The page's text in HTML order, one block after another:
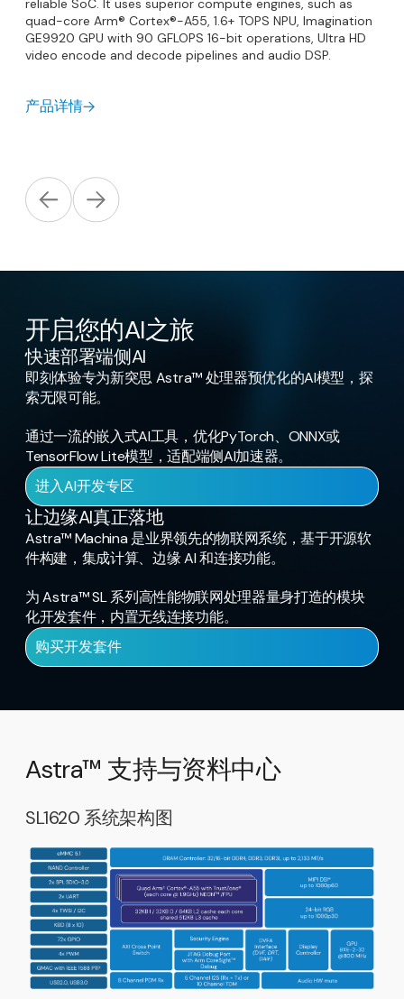
quad-core Arm® Cortex®-A55, 1.6+ TOPS NPU, Imagination
GE9920 GPU with 90 GFLOPS 16-bit operations, Ultra HD
video encode and decode pipelines and audio DSP.
产品详情
开启您的AI之旅
快速部署端侧AI
即刻体验专为新突思 Astra™ 处理器预优化的AI模型，探
索无限可能。
通过一流的嵌入式AI工具，优化PyTorch、ONNX或
TensorFlow Lite模型，适配端侧AI加速器。
进入AI开发专区
让边缘AI真正落地
Astra™ Machina 是业界领先的物联网系统，基于开源软
件构建，集成计算、边缘 AI 和连接功能。
为 Astra™ SL 系列高性能物联网处理器量身打造的模块
化开发套件，内置无线连接功能。
购买开发套件
Astra™ 支持与资料中心
SL1620 系统架构图